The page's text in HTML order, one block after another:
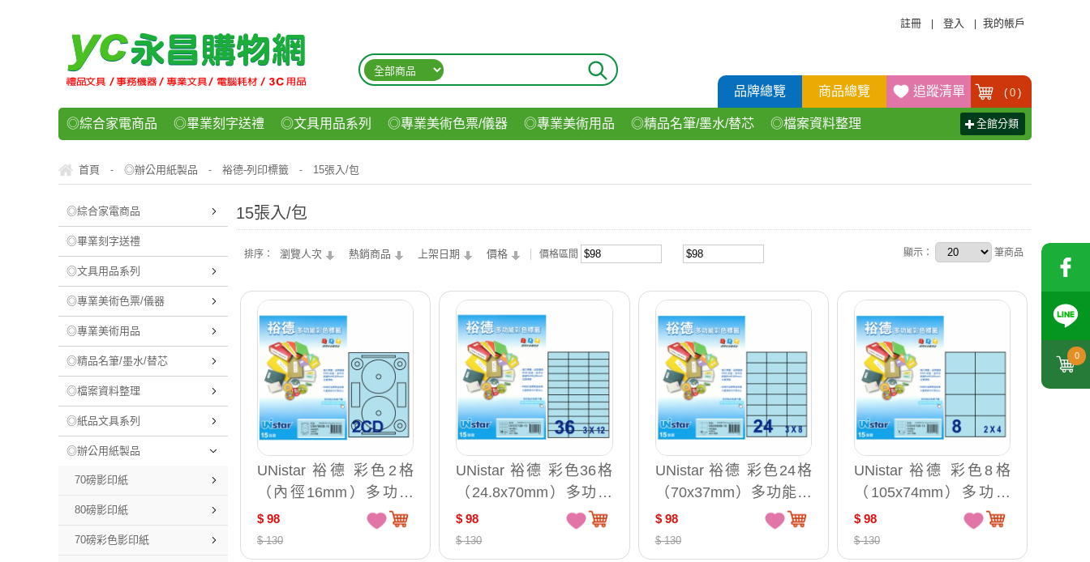
0
註冊 登入 我的帳戶
品牌總覽 商品總覽 追蹤清單 ( 0 )
◎綜合家電商品 ◎畢業刻字送禮 ◎文具用品系列 ◎專業美術色票/儀器 ◎專業美術用品 ◎精品名筆/墨水/替芯 ◎檔案資料整理
◎運動/休閒/樂器 ◎客製化禮贈品 ◎食品/零食/飲料
全館分類
首頁 - ◎辦公用紙製品 - 裕德-列印標籤 - 15張入/包
◎綜合家電商品
◎畢業刻字送禮
◎文具用品系列
◎專業美術色票/儀器
◎專業美術用品
◎精品名筆/墨水/替芯
◎檔案資料整理
◎紙品文具系列
◎辦公用紙製品
70磅影印紙
80磅影印紙
70磅彩色影印紙
15張入/包
排序： 瀏覽人次 熱銷商品 上架日期 價格 價格區間 顯示： 筆商品
UNistar 裕德 彩色2格
（內徑16mm）多功能
光碟列印標籤 15入/包 U
S47660
$ 98
$ 130
UNistar 裕德 彩色36格
（24.8x70mm）多功能
列印標籤 15入/包 UH25
70
$ 98
$ 130
UNistar 裕德 彩色24格
（70x37mm）多功能列
印標籤 15入/包 US4464
$ 98
$ 130
UNistar 裕德 彩色8格
（105x74mm）多功能
列印標籤 15入/包 US44
70
$ 98
$ 130